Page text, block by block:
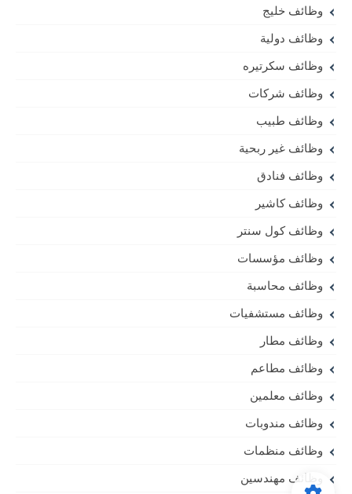
وظائف خليج
وظائف دولية
وظائف سكرتيره
وظائف شركات
وظائف طبيب
وظائف غير ربحية
وظائف فنادق
وظائف كاشير
وظائف كول سنتر
وظائف مؤسسات
وظائف محاسبة
وظائف مستشفيات
وظائف مطار
وظائف مطاعم
وظائف معلمين
وظائف مندوبات
وظائف منظمات
وظائف مهندسين